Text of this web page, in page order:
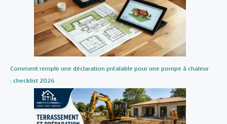
Comment remplir une déclaration préalable pour une pompe à chaleur
: checklist 2026